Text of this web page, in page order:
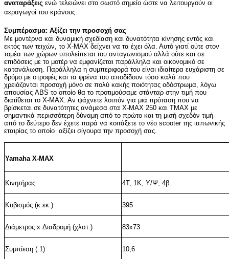
αναταράξεις ενώ τελειώνει στο σωστό σημείο ώστε να λειτουργούν οι
αεραγωγοί του κράνους.
Συμπέρασμα: Aξίζει την προσοχή σας
Με μοντέρνα και δυναμική σχεδίαση και δυνατότητα κίνησης εντός και
εκτός των τειχών, το X-MAX δείχνει να τα έχει όλα. Αυτό γιατί ούτε στον
τομέα των χώρων υπολείπεται του ανταγωνισμού αλλά ούτε και σε
επιδόσεις με το μοτέρ να εμφανίζεται παράλληλα και οικονομικό σε
κατανάλωση. Παράλληλα η συμπεριφορά του είναι ιδιαίτερα ευχάριστη σε
δρόμο με στροφές και τα φρένα του αποδίδουν τόσο καλά που
χρειάζονται προσοχή μόνο σε πολύ κακής ποιότητας οδόστρωμα, λόγω
απουσίας ABS το οποίο θα το προτιμούσαμε στάνταρ στην τιμή που
διατίθεται το Χ-ΜΑΧ. Αν ψάχνετε λοιπόν για μια πρόταση που να
βρίσκεται σε δυνατότητες ανάμεσα στα Χ-ΜΑΧ 250 και ΤΜΑΧ με
σημαντικά περισσότερη δύναμη από το πρώτο και τη μισή σχεδόν τιμή
από το δεύτερο δεν έχετε παρά να κοιτάξετε το νέο scooter της ιαπωνικής
εταιρίας το οποίο αξίζει σίγουρα την προσοχή σας.
Yamaha X-MAX
Κινητήρας 4T, 1Κ, Y/Ψ, 4β
Κυβισμός (κ.εκ.) 395
Διάμετρος x Διαδρομή (χλστ.) 83x73
Συμπίεση (:1) 10,6